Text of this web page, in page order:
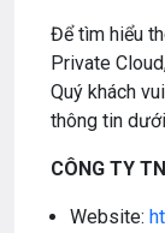
Để tìm hiểu
Private
Quý khách
thông tin
CÔNG TY
Website: